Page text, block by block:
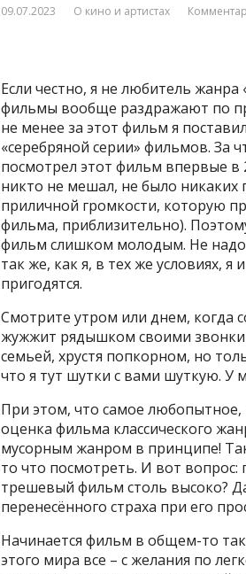
09.07.2023 О кино и артистах
Если честно, я не любитель
фильмы вообще раздражают по
не менее за этот фильм я
«серебряной серии» фильмов. За
посмотрел этот фильм впервые в
никто не мешал, не было никаких
приличной громкости, которую
фильма, приблизительно).
фильм слишком молодым. Не надо.
так же, как я, в тех же условиях,
пригодятся.
Смотрите утром или днем, когда
жужжит рядышком своими
семьей, хрустя попкорном, но
что я тут шутки с вами шуткую. У
При этом, что самое
оценка фильма классического
мусорным жанром в принципе!
то что посмотреть. И вот
трешевый фильм столь высоко?
перенесённого страха при его
Начинается фильм в общем-то
этого мира все – с желания по